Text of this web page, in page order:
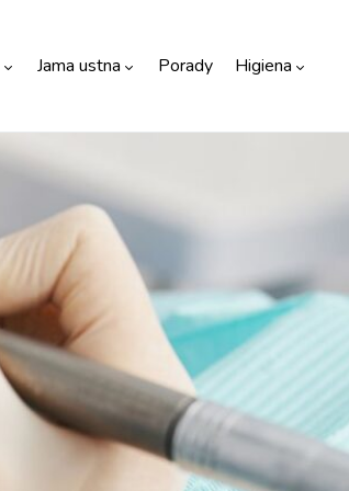
Jama ustna Porady Higiena